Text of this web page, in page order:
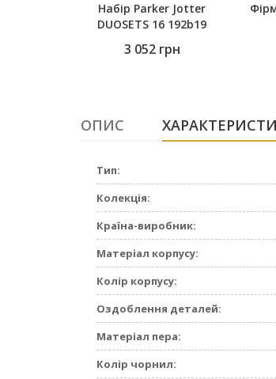
Набір Parker Jotter
DUOSETS 16 192b19
3 052 грн
ОПИС
Тип:
Колекція:
Країна-виробник:
Матеріал корпусу:
Колір корпусу:
Оздоблення деталей:
Матеріал пера:
Колір чорнил: